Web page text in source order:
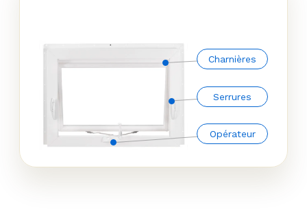
Charnières
Serrures
Opérateur